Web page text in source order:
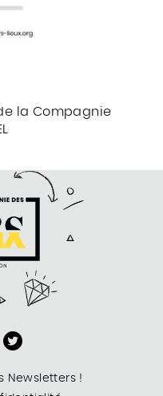
la Compagnie
Newsletters !